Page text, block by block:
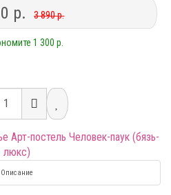
р. 3 890 р.
1 300 р.
Описание